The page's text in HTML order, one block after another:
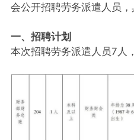
会公开招聘劳务派遣人员，
一、招聘计划
本次招聘劳务派遣人员7人